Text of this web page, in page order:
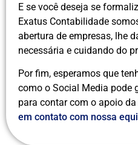
E se você deseja se
Exatus Contabilidade
abertura de empresas, lhe
necessária e cuidando do
Por fim, esperamos que
como o Social Media pode
para contar com o apoio da
em contato com nossa